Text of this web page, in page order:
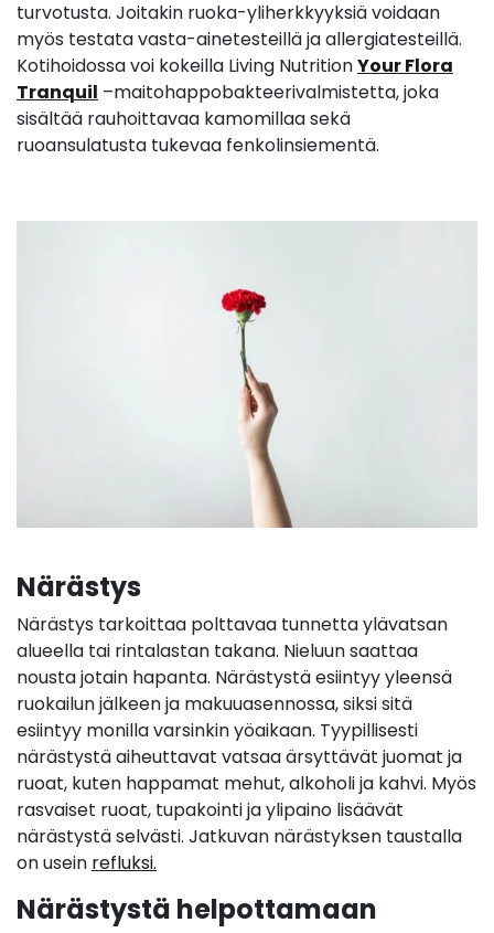
turvotusta. Joitakin ruoka-yliherkkyyksiä voidaan
myös testata vasta-ainetesteillä ja allergiatesteillä.
Kotihoidossa voi kokeilla Living NutritionYour Flora
Tranquil –maitohappobakteerivalmistetta, joka
sisältää rauhoittavaa kamomillaa sekä
ruoansulatusta tukevaa fenkolinsiementä.
Närästys
Närästys tarkoittaa polttavaa tunnetta ylävatsan
alueella tai rintalastan takana. Nieluun saattaa
nousta jotain hapanta. Närästystä esiintyy yleensä
ruokailun jälkeen ja makuuasennossa, siksi sitä
esiintyy monilla varsinkin yöaikaan. Tyypillisesti
närästystä aiheuttavat vatsaa ärsyttävät juomat ja
ruoat, kuten happamat mehut, alkoholi ja kahvi. Myös
rasvaiset ruoat, tupakointi ja ylipaino lisäävät
närästystä selvästi. Jatkuvan närästyksen taustalla
on usein refluksi.
Närästystä helpottamaan